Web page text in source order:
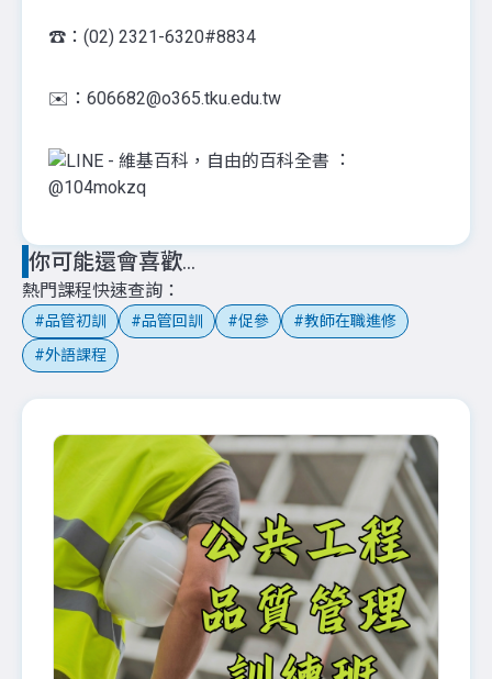
☎️：(02) 2321-6320#8834
✉️：606682@o365.tku.edu.tw
：
@104mokzq
你可能還會喜歡...
熱門課程快速查詢
品管初訓 品管回訓 促參
教師在職進修
外語課程